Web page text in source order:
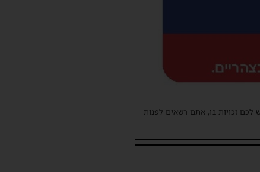
לכם זכויות בו, אתם רשאים לפנות